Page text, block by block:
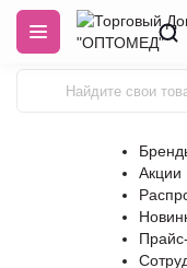
Акции